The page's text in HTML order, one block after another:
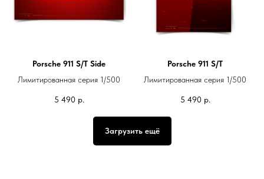
Porsche 911 S/T Side
Лимитированная серия 1/500
5 490 р.
Porsche 911 S/T
Лимитированная серия 1/500
5 490 р.
Загрузить ещё